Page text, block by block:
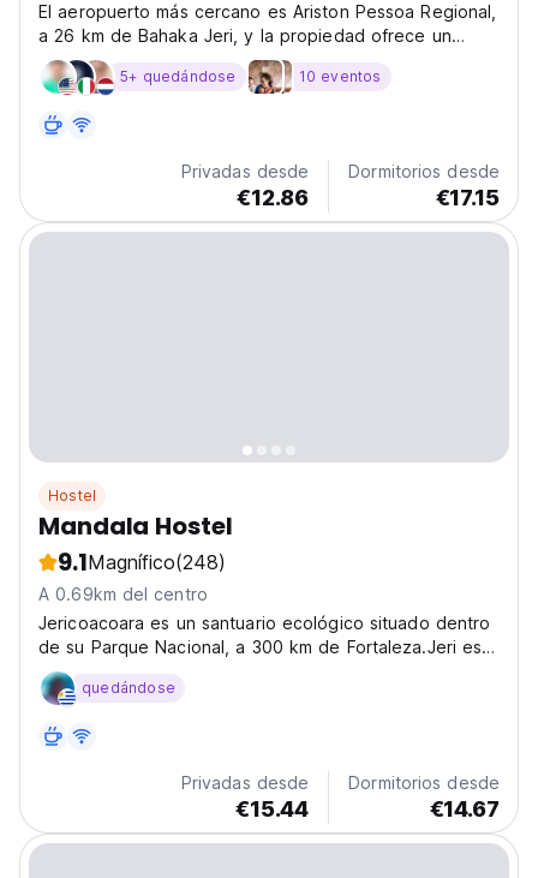
El aeropuerto más cercano es Ariston Pessoa Regional,
a 26 km de Bahaka Jeri, y la propiedad ofrece un
servicio gratuito de transporte del aeropuerto.
5+ quedándose 10 eventos
Privadas desde
€12.86
Dormitorios desde
€17.15
Hostel
Mandala Hostel
9.1Magnífico(248)
A 0.69km del centro
Jericoacoara es un santuario ecológico situado dentro
de su Parque Nacional, a 300 km de Fortaleza.Jeri es
conocida mundialmente por el kite y el windsurf, pero
sobre todo por su mezcla de paisajes increíbles:
quedándose
Privadas desde
€15.44
Dormitorios desde
€14.67